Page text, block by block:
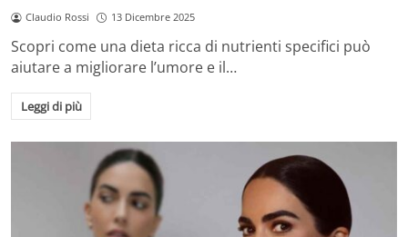
Claudio Rossi 13 Dicembre 2025
Scopri come una dieta ricca di nutrienti specifici può
aiutare a migliorare l’umore e il…
Leggi di più